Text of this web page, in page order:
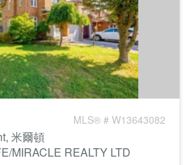
MLS® # W13643082
米爾頓
MIRACLE REALTY LTD